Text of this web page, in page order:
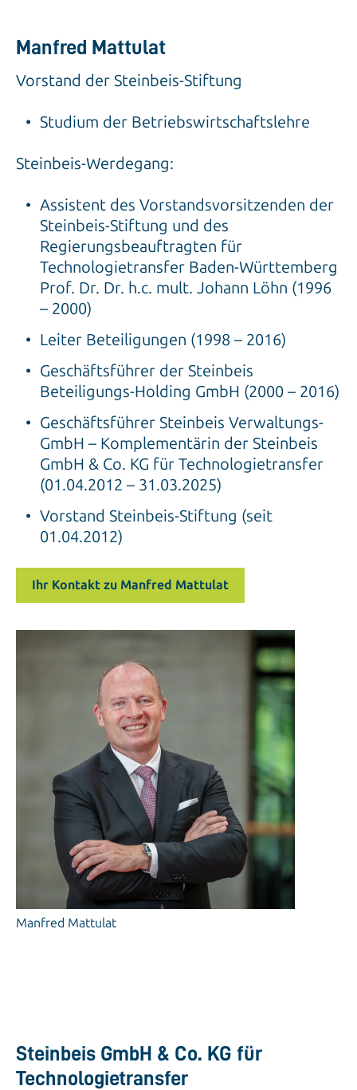
Manfred Mattulat
Manfred Mattulat
Vorstand der Steinbeis-Stiftung
Studium der Betriebswirtschaftslehre
Steinbeis-Werdegang:
Assistent des Vorstandsvorsitzenden der
Steinbeis-Stiftung und des
Regierungsbeauftragten für
Technologietransfer Baden-Württemberg
Prof. Dr. Dr. h.c. mult. Johann Löhn (1996
– 2000)
Leiter Beteiligungen (1998 – 2016)
Geschäftsführer der Steinbeis
Beteiligungs-Holding GmbH (2000 – 2016)
Geschäftsführer Steinbeis Verwaltungs-
GmbH – Komplementärin der Steinbeis
GmbH & Co. KG für Technologietransfer
(01.04.2012 – 31.03.2025)
Vorstand Steinbeis-Stiftung (seit
01.04.2012)
Ihr Kontakt zu Manfred Mattulat
Steinbeis GmbH & Co. KG für
Technologietransfer